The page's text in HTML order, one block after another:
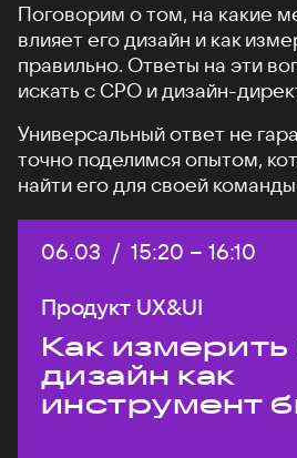
Поговорим о том, на какие
влияет его дизайн и как
правильно. Ответы на эти
искать с CPO и дизайн-
Универсальный ответ не
точно поделимся опытом,
найти его для своей
Дата:
06.03 / Начало:
15:20 – Конец:
16:10
Продукт UX&UI
Как измерить
дизайн как
инструмент